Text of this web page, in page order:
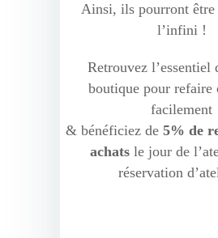
Ainsi, ils pourront être
l’infini !
Retrouvez l’essentiel
boutique pour refaire
facilement
& bénéficiez de 5% de
achats le jour de
réservation